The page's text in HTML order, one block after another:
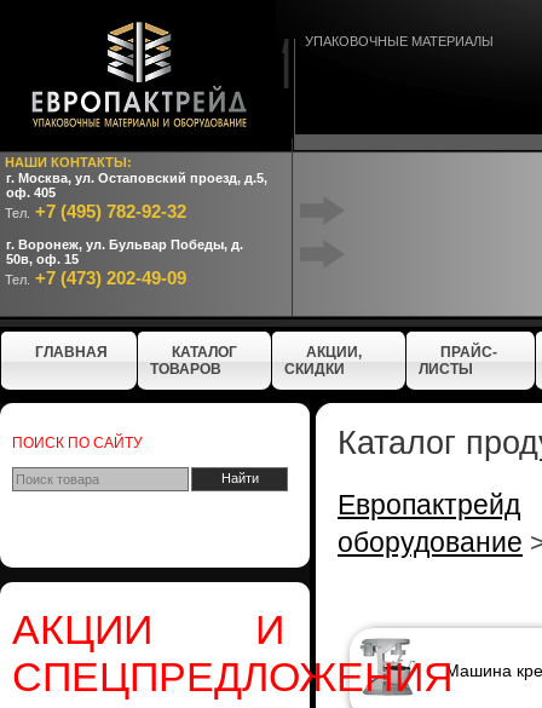
НАШИ КОНТАКТЫ:
г. Москва, ул. Остаповский проезд, д.5,
оф. 405
Тел. +7 (495) 782-92-32
г. Воронеж, ул. Бульвар Победы, д.
50в, оф. 15
Тел. +7 (473) 202-49-09
УПАКОВОЧНЫЕ МАТЕРИАЛЫ
ГЛАВНАЯ
КАТАЛОГ
ТОВАРОВ
АКЦИИ,
СКИДКИ
ПРАЙС-
ЛИСТЫ
ПОИСК ПО САЙТУ
АКЦИИ И
СПЕЦПРЕДЛОЖЕНИЯ
Каталог
Европактрейд
оборудование